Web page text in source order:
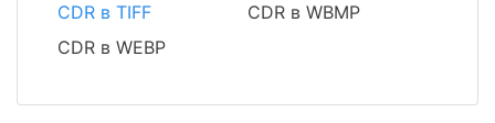
CDR в TIFF
CDR в WBMP
CDR в WEBP